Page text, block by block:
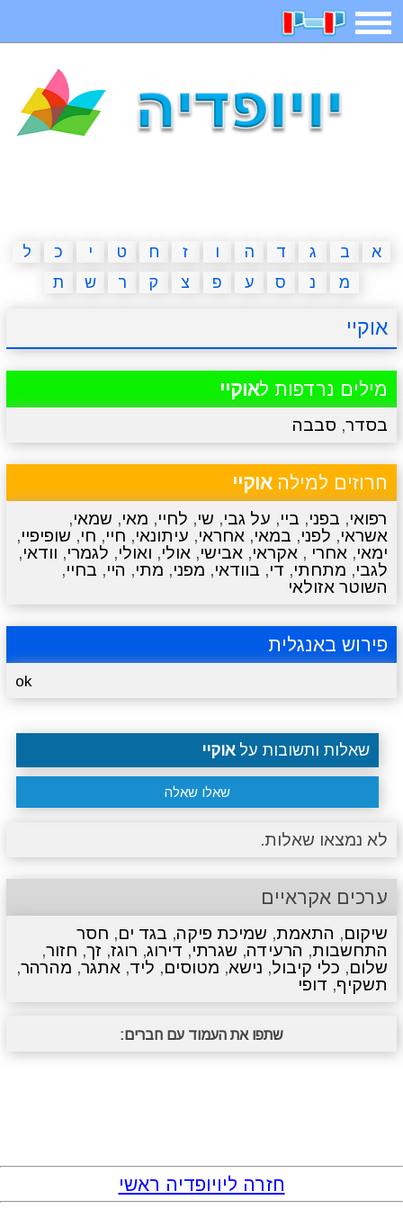
תפריט
איש תלוי מדריכים פוקימון גו מצא הבדלים
יצירה משחקי בנות אשליות חדשות
א ב ג ד ה ו ז ח ט י כ
ל
מ
נ ס ע פ צ ק ר ש ת
אוקיי
מילים נרדפות לאוקיי
בסדר, סבבה
חרוזים למילהאוקיי
רפואי, בפני, ביי, על גבי, שי, לחיי, מאי, שמאי,
אשראי, לפני, במאי, אחראי, עיתונאי, חיי, חי, שופיפיי,
ימאי, אחרי , אקראי, אבישי, אולי, ואולי, לגמרי, וודאי,
לגבי, מתחתי, די, בוודאי, מפני, מתי, היי, בחיי,
השוטר אזולאי
פירוש באנגלית
ok
שאלות ותשובות עלאוקיי
שאלו שאלה
לא נמצאו שאלות.
ערכים אקראיים
שיקום, התאמת, שמיכת פיקה, בגד ים, חסר
התחשבות, הרעידה, שגרתי, דירוג, רוגז, זך, חזור,
שלום, כלי קיבול, נישא, מטוסים, ליד, אתגר, מהרהר,
תשקיף, דופי
שתפו את העמוד עם חברים:
חזרה ליויופדיה ראשי